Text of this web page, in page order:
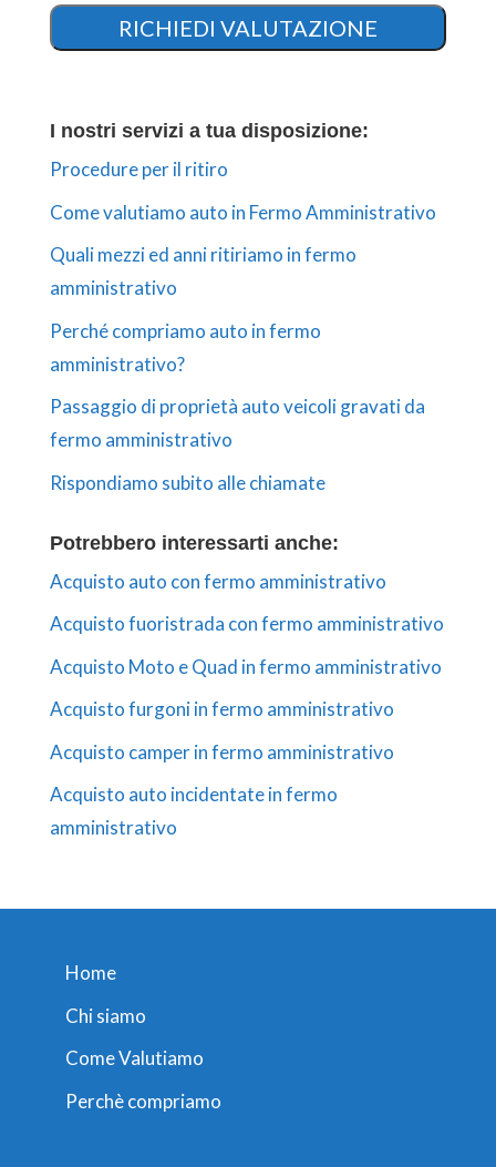
I nostri servizi a tua disposizione:
Procedure per il ritiro
Come valutiamo auto in Fermo Amministrativo
Quali mezzi ed anni ritiriamo in fermo
amministrativo
Perché compriamo auto in fermo
amministrativo?
Passaggio di proprietà auto veicoli gravati da
fermo amministrativo
Rispondiamo subito alle chiamate
Potrebbero interessarti anche:
Acquisto auto con fermo amministrativo
Acquisto fuoristrada con fermo amministrativo
Acquisto Moto e Quad in fermo amministrativo
Acquisto furgoni in fermo amministrativo
Acquisto camper in fermo amministrativo
Acquisto auto incidentate in fermo
amministrativo
Home
Chi siamo
Come Valutiamo
Perchè compriamo